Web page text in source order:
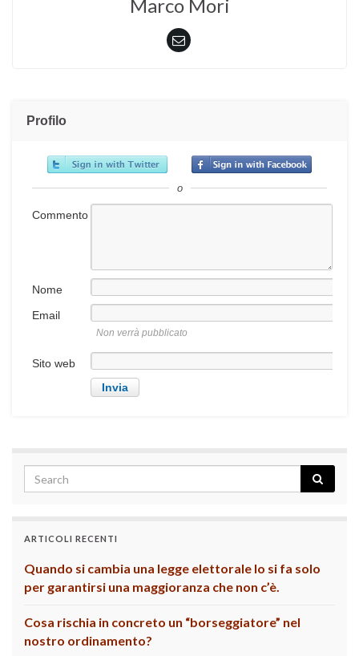
Marco Mori
Profilo
o
Commento
Nome
Email
Non verrà pubblicato
Sito web
ARTICOLI RECENTI
Quando si cambia una legge elettorale lo si fa solo
per garantirsi una maggioranza che non c’è.
Cosa rischia in concreto un “borseggiatore” nel
nostro ordinamento?